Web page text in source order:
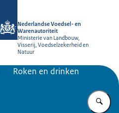
Nederlandse Voedsel- en
Warenautoriteit
Ministerie van Landbouw,
Visserij, Voedselzekerheid en
Natuur
Roken en drinken